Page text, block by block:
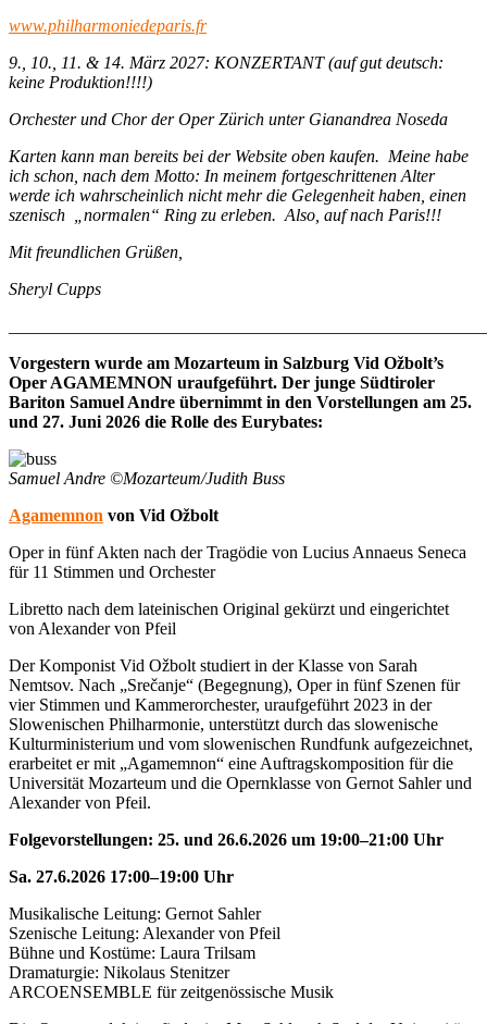
www.philharmoniedeparis.fr
9., 10., 11. & 14. März 2027: KONZERTANT (auf gut deutsch:
keine Produktion!!!!)
Orchester und Chor der Oper Zürich unter Gianandrea Noseda
Karten kann man bereits bei der Website oben kaufen. Meine habe
ich schon, nach dem Motto: In meinem fortgeschrittenen Alter
werde ich wahrscheinlich nicht mehr die Gelegenheit haben, einen
szenisch „normalen“ Ring zu erleben. Also, auf nach Paris!!!
Mit freundlichen Grüßen,
Sheryl Cupps
Vorgestern wurde am Mozarteum in Salzburg Vid Ožbolt’s
Oper AGAMEMNON uraufgeführt. Der junge Südtiroler
Bariton Samuel Andre übernimmt in den Vorstellungen am 25.
und 27. Juni 2026 die Rolle des Eurybates:
Samuel Andre ©Mozarteum/Judith Buss
Agamemnon von Vid Ožbolt
Oper in fünf Akten nach der Tragödie von Lucius Annaeus Seneca
für 11 Stimmen und Orchester
Libretto nach dem lateinischen Original gekürzt und eingerichtet
von Alexander von Pfeil
Der Komponist Vid Ožbolt studiert in der Klasse von Sarah
Nemtsov. Nach „Srečanje“ (Begegnung), Oper in fünf Szenen für
vier Stimmen und Kammerorchester, uraufgeführt 2023 in der
Slowenischen Philharmonie, unterstützt durch das slowenische
Kulturministerium und vom slowenischen Rundfunk aufgezeichnet,
erarbeitet er mit „Agamemnon“ eine Auftragskomposition für die
Universität Mozarteum und die Opernklasse von Gernot Sahler und
Alexander von Pfeil.
Folgevorstellungen: 25. und 26.6.2026 um 19:00–21:00 Uhr
Sa. 27.6.2026 17:00–19:00 Uhr
Musikalische Leitung: Gernot Sahler
Szenische Leitung: Alexander von Pfeil
Bühne und Kostüme: Laura Trilsam
Dramaturgie: Nikolaus Stenitzer
ARCOENSEMBLE für zeitgenössische Musik